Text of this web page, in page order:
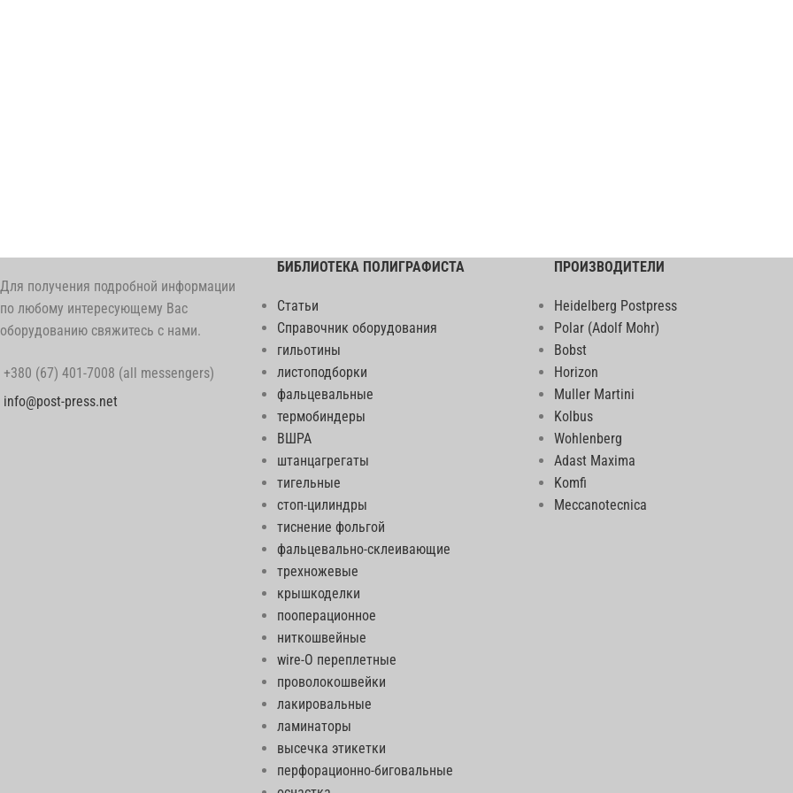
Для получения подробной информации
по любому интересующему Вас
оборудованию свяжитесь с нами.
+380 (67) 401-7008 (all messengers)
info@post-press.net
БИБЛИОТЕКА ПОЛИГРАФИСТА
Статьи
Справочник оборудования
гильотины
листоподборки
фальцевальные
термобиндеры
ВШРА
штанцагрегаты
тигельные
стоп-цилиндры
тиснение фольгой
фальцевально-склеивающие
трехножевые
крышкоделки
пооперационное
ниткошвейные
wire-O переплетные
проволокошвейки
лакировальные
ламинаторы
высечка этикетки
перфорационно-биговальные
ПРОИЗВОДИТЕЛИ
Heidelberg Postpress
Polar (Adolf Mohr)
Bobst
Horizon
Muller Martini
Kolbus
Wohlenberg
Adast Maxima
Komfi
Meccanotecnica